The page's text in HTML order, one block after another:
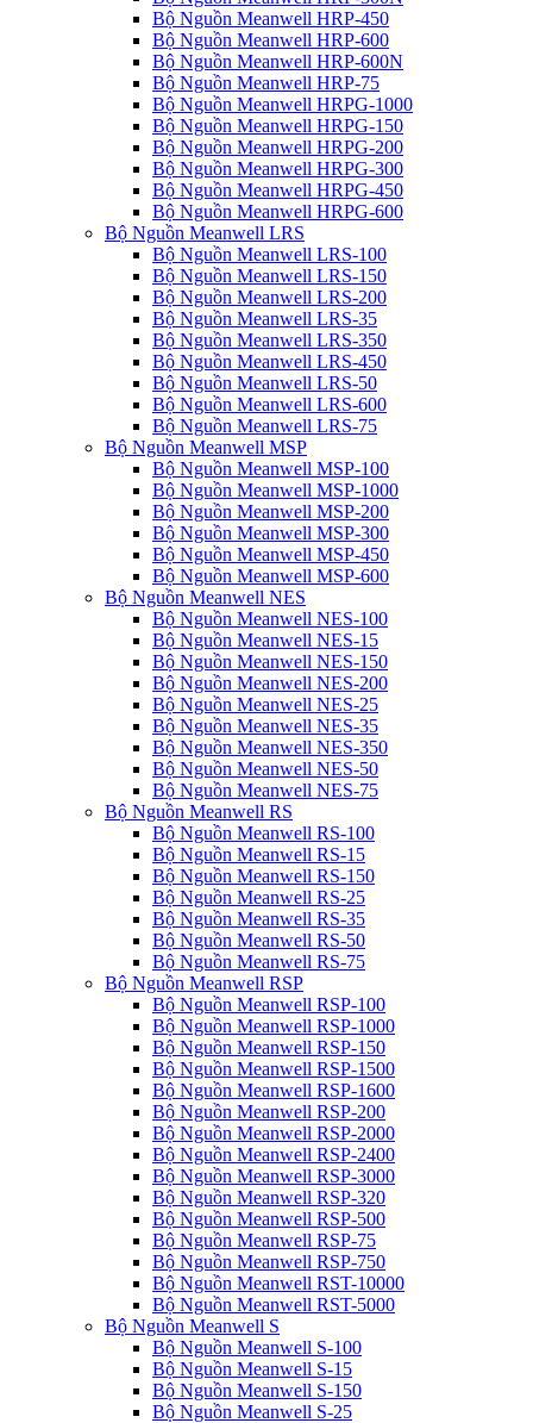
Bộ Nguồn Meanwell HRP-450
Bộ Nguồn Meanwell HRP-600
Bộ Nguồn Meanwell HRP-600N
Bộ Nguồn Meanwell HRP-75
Bộ Nguồn Meanwell HRPG-1000
Bộ Nguồn Meanwell HRPG-150
Bộ Nguồn Meanwell HRPG-200
Bộ Nguồn Meanwell HRPG-300
Bộ Nguồn Meanwell HRPG-450
Bộ Nguồn Meanwell HRPG-600
Bộ Nguồn Meanwell LRS
Bộ Nguồn Meanwell LRS-100
Bộ Nguồn Meanwell LRS-150
Bộ Nguồn Meanwell LRS-200
Bộ Nguồn Meanwell LRS-35
Bộ Nguồn Meanwell LRS-350
Bộ Nguồn Meanwell LRS-450
Bộ Nguồn Meanwell LRS-50
Bộ Nguồn Meanwell LRS-600
Bộ Nguồn Meanwell LRS-75
Bộ Nguồn Meanwell MSP
Bộ Nguồn Meanwell MSP-100
Bộ Nguồn Meanwell MSP-1000
Bộ Nguồn Meanwell MSP-200
Bộ Nguồn Meanwell MSP-300
Bộ Nguồn Meanwell MSP-450
Bộ Nguồn Meanwell MSP-600
Bộ Nguồn Meanwell NES
Bộ Nguồn Meanwell NES-100
Bộ Nguồn Meanwell NES-15
Bộ Nguồn Meanwell NES-150
Bộ Nguồn Meanwell NES-200
Bộ Nguồn Meanwell NES-25
Bộ Nguồn Meanwell NES-35
Bộ Nguồn Meanwell NES-350
Bộ Nguồn Meanwell NES-50
Bộ Nguồn Meanwell NES-75
Bộ Nguồn Meanwell RS
Bộ Nguồn Meanwell RS-100
Bộ Nguồn Meanwell RS-15
Bộ Nguồn Meanwell RS-150
Bộ Nguồn Meanwell RS-25
Bộ Nguồn Meanwell RS-35
Bộ Nguồn Meanwell RS-50
Bộ Nguồn Meanwell RS-75
Bộ Nguồn Meanwell RSP
Bộ Nguồn Meanwell RSP-100
Bộ Nguồn Meanwell RSP-1000
Bộ Nguồn Meanwell RSP-150
Bộ Nguồn Meanwell RSP-1500
Bộ Nguồn Meanwell RSP-1600
Bộ Nguồn Meanwell RSP-200
Bộ Nguồn Meanwell RSP-2000
Bộ Nguồn Meanwell RSP-2400
Bộ Nguồn Meanwell RSP-3000
Bộ Nguồn Meanwell RSP-320
Bộ Nguồn Meanwell RSP-500
Bộ Nguồn Meanwell RSP-75
Bộ Nguồn Meanwell RSP-750
Bộ Nguồn Meanwell RST-10000
Bộ Nguồn Meanwell RST-5000
Bộ Nguồn Meanwell S
Bộ Nguồn Meanwell S-100
Bộ Nguồn Meanwell S-15
Bộ Nguồn Meanwell S-150
Bộ Nguồn Meanwell S-25